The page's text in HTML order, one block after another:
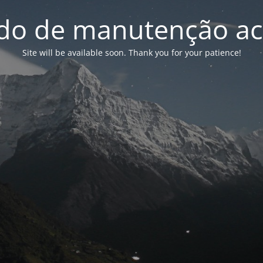
de manutenção
Site will be available soon. Thank you for your patience!